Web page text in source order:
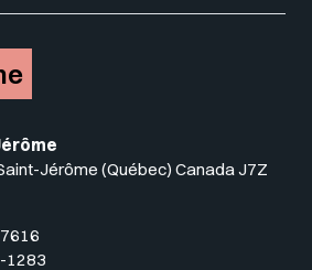
Jérôme (Québec) Canada J7Z
1283